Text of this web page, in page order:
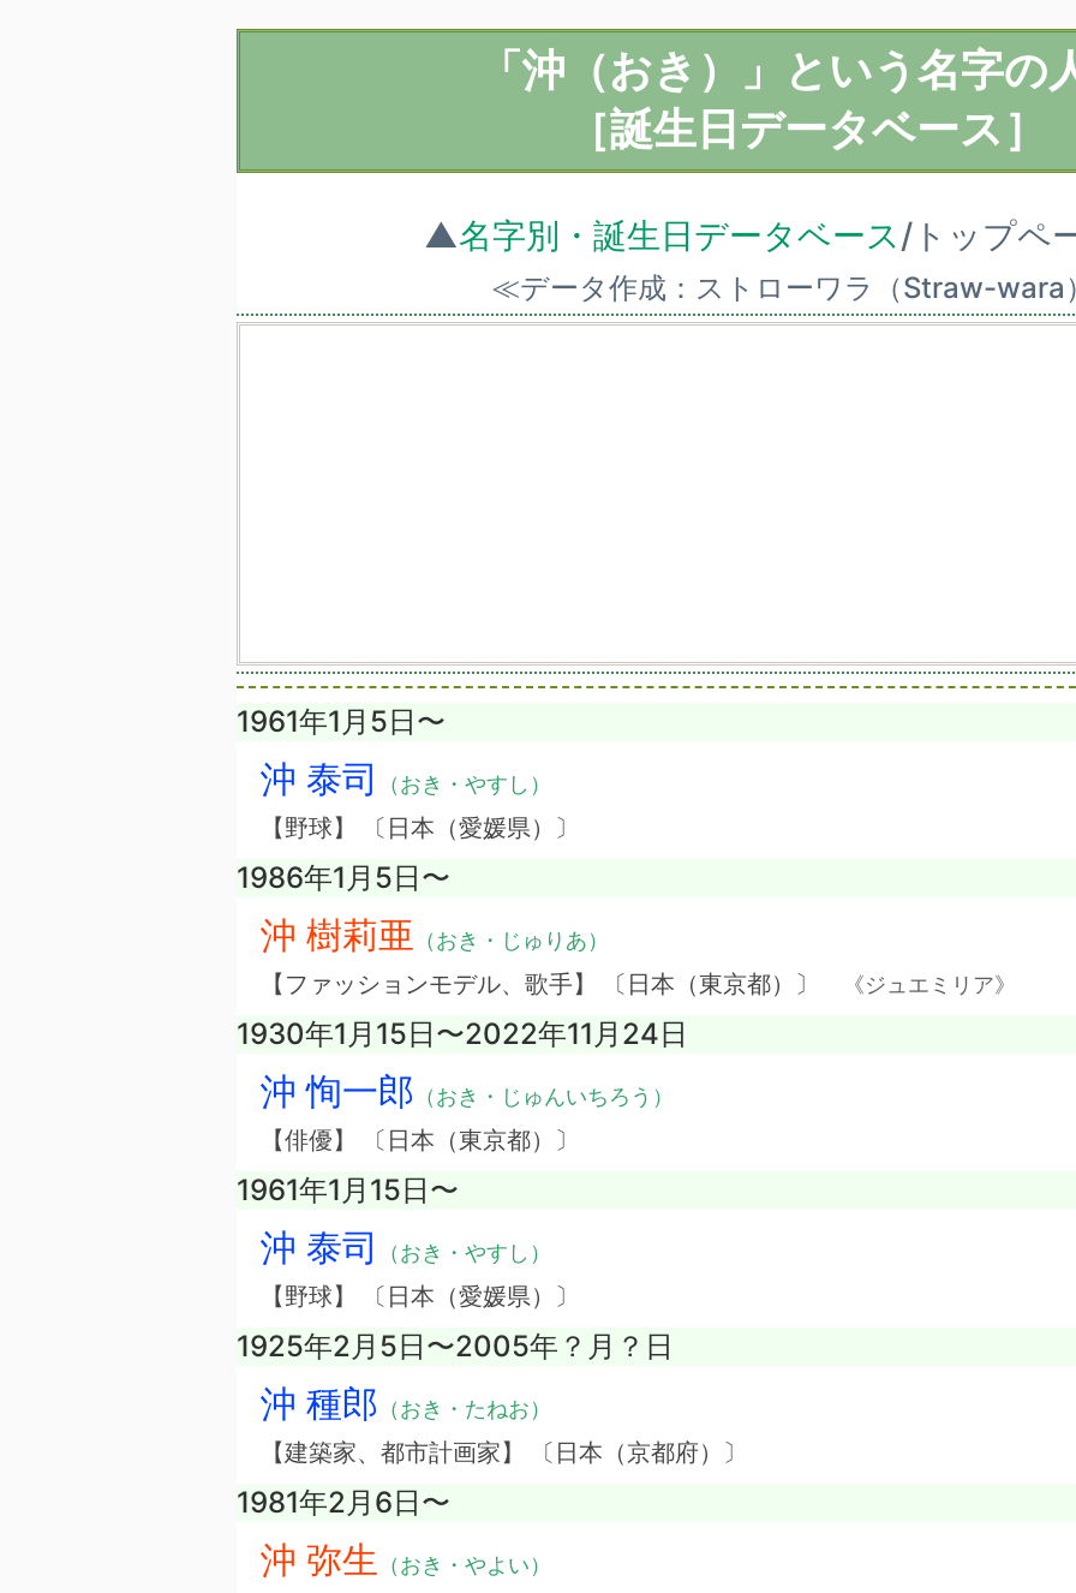
「沖（おき）」という名字の
［誕生日データベース］
▲名字別・誕生日データベース/トップペ
≪データ作成：ストローワラ（Straw-
1961年1月5日〜
沖 泰司 （おき・やすし）
【野球】 〔日本（愛媛県）〕
1986年1月5日〜
沖 樹莉亜 （おき・じゅりあ）
【ファッションモデル、歌手】 〔日本（東京都）〕 《ジュエミリア》
1930年1月15日〜2022年11月24日
沖 恂一郎 （おき・じゅんいちろう）
【俳優】 〔日本（東京都）〕
1961年1月15日〜
沖 泰司 （おき・やすし）
【野球】 〔日本（愛媛県）〕
1925年2月5日〜2005年？月？日
沖 種郎 （おき・たねお）
【建築家、都市計画家】 〔日本（京都府）〕
1981年2月6日〜
沖 弥生 （おき・やよい）